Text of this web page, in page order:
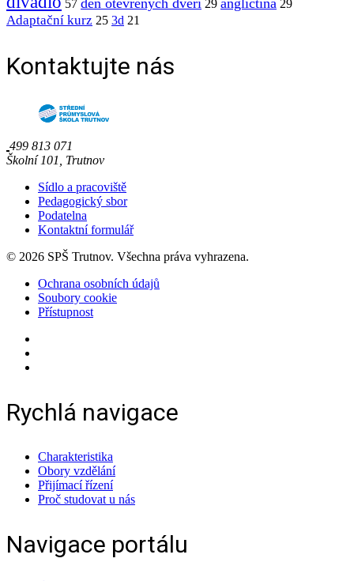
57 den otevřených dveří 29 angličtina 29
Adaptační kurz 25 3d 21
Kontaktujte nás
499 813 071
Školní 101, Trutnov
Sídlo a pracoviště
Pedagogický sbor
Podatelna
Kontaktní formulář
© 2026 SPŠ Trutnov. Všechna práva vyhrazena.
Ochrana osobních údajů
Soubory cookie
Přístupnost
Rychlá navigace
Charakteristika
Obory vzdělání
Přijímací řízení
Proč studovat u nás
Navigace portálu